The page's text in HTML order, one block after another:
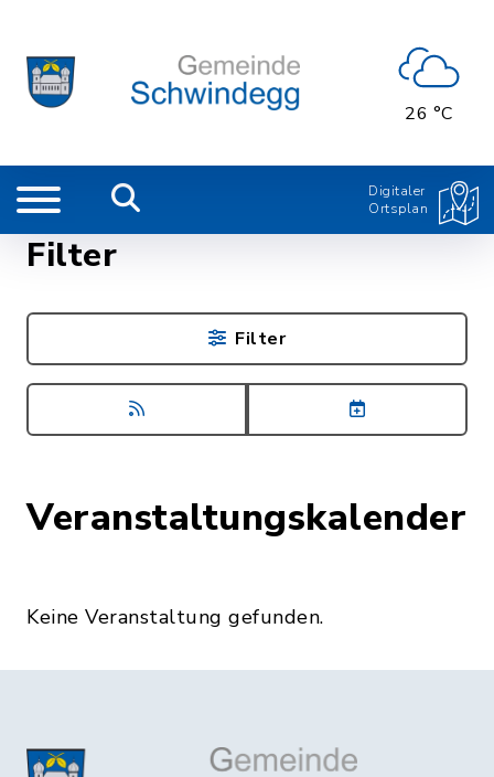
26 °C
Digitaler
Ortsplan
Veranstaltungskalender
Keine Veranstaltung gefunden.
Filter
Filter